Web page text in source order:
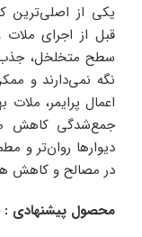
یکی از اصلی‌ترین
قبل از اجرای
سطح متخلخل، جذب
نگه نمی‌دارند و
اعمال پرایمر،
جمع‌شدگی کاهش
دیوارها روان‌تر و
در مصالح و کاهش
محصول پیشنهادی :